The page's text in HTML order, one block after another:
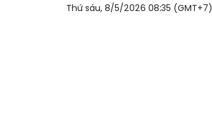
Thứ sáu, 8/5/2026 08:35 (GMT+7)